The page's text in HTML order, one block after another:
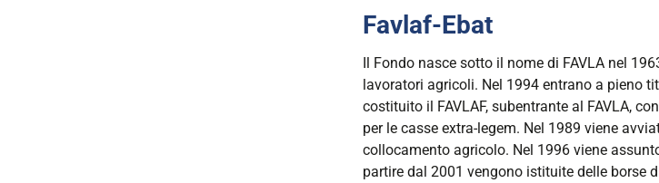
10T10:00:00+02:00
2026-
07-
10T12:00:00+02:00
Favlaf-Ebat
Il Fondo nasce sotto il nome di FAVLA nel
lavoratori agricoli. Nel 1994 entrano a pieno
costituito il FAVLAF, subentrante al FAVLA,
per le casse extra-legem. Nel 1989 viene
collocamento agricolo. Nel 1996 viene
partire dal 2001 vengono istituite delle borse